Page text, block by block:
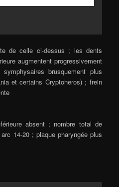
de celle ci-dessus ; les dents
augmentent progressivement
brusquement plus
et certains Cryptoheros) ; frein
ou absente
absent ; nombre total de
14-20 ; plaque pharyngée plus
large.